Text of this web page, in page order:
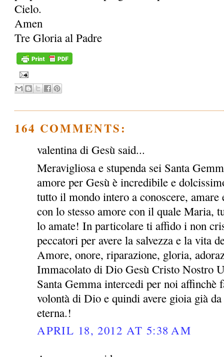
Cielo.
Amen
Tre Gloria al Padre
164 COMMENTS:
valentina di Gesù said...
Meravigliosa e stupenda sei Santa
amore per Gesù è incredibile e
tutto il mondo intero a conoscere,
con lo stesso amore con il quale Maria,
lo amate! In particolare ti affido i non
peccatori per avere la salvezza e la vita
Amore, onore, riparazione, gloria,
Immacolato di Dio Gesù Cristo Nostro
Santa Gemma intercedi per noi affinchè
volontà di Dio e quindi avere gioia già
eterna.!
APRIL 18, 2012 AT 5:38 AM